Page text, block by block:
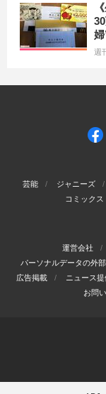
週
芸能 ジャニーズ
コミックス
運営会社
パーソナルデータの外
広告掲載
ニュース
お問